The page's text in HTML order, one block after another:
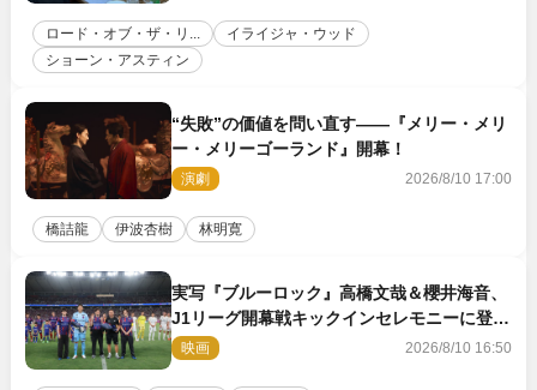
ロード・オブ・ザ・リ...
イライジャ・ウッド
ショーン・アスティン
“失敗”の価値を問い直す――『メリー・メリ
ー・メリーゴーランド』開幕！
演劇 2026/8/10 17:00
橋詰龍 伊波杏樹 林明寛
実写『ブルーロック』高橋文哉＆櫻井海音、
J1リーグ開幕戦キックインセレモニーに登場
＆喜びの声到着
映画 2026/8/10 16:50